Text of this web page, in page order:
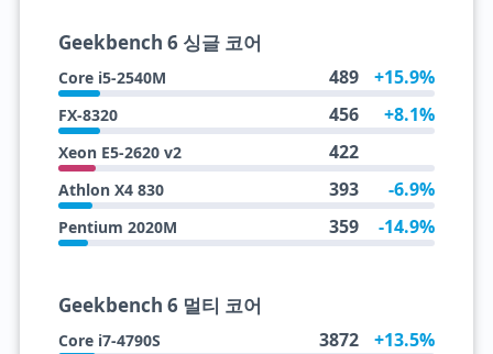
Geekbench 6 싱글 코어
Core i5-2540M 489 +15.9%
FX-8320 456 +8.1%
Xeon E5-2620 v2 422
Athlon X4 830 393 -6.9%
Pentium 2020M 359 -14.9%
Geekbench 6 멀티 코어
Core i7-4790S 3872 +13.5%